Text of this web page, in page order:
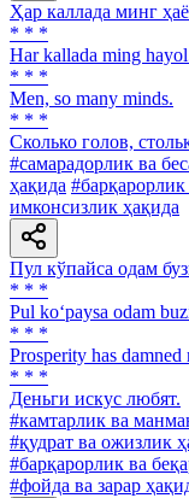
Ҳар каллада минг
* * *
Har kallada ming
* * *
Men, so many minds.
* * *
Сколько голов,
#самарадорлик ва
ҳақида
имконсизлик ҳақида
Пул кўпайса одам
* * *
Pul ko‘paysa odam
* * *
Prosperity has
* * *
Деньги искус любят.
#камтарлик ва
#қудрат ва ожизлик
#барқарорлик ва
#фойда ва зарар